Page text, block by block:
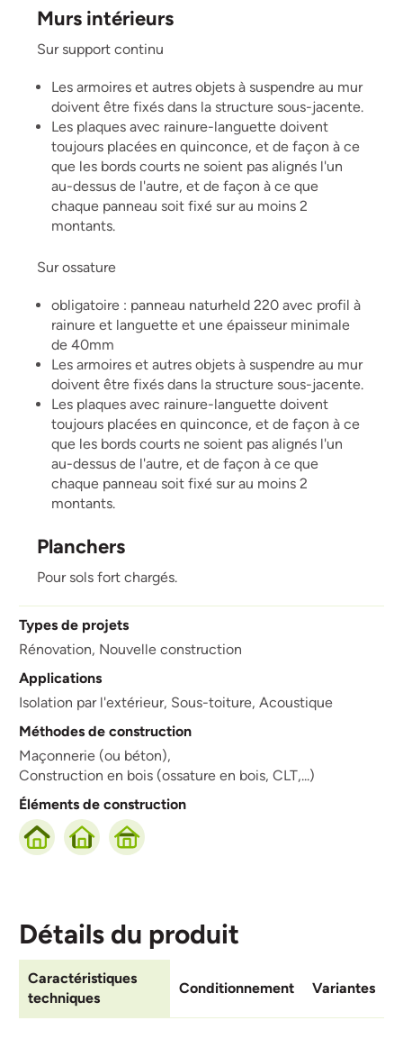
Murs intérieurs
Sur support continu
Les armoires et autres objets à suspendre au mur
doivent être fixés dans la structure sous-jacente.
Les plaques avec rainure-languette doivent
toujours placées en quinconce, et de façon à ce
que les bords courts ne soient pas alignés l'un
au-dessus de l'autre, et de façon à ce que
chaque panneau soit fixé sur au moins 2
montants.
Sur ossature
obligatoire : panneau naturheld 220 avec profil à
rainure et languette et une épaisseur minimale
de 40mm
Les armoires et autres objets à suspendre au mur
doivent être fixés dans la structure sous-jacente.
Les plaques avec rainure-languette doivent
toujours placées en quinconce, et de façon à ce
que les bords courts ne soient pas alignés l'un
au-dessus de l'autre, et de façon à ce que
chaque panneau soit fixé sur au moins 2
montants.
Planchers
Pour sols fort chargés.
Types de projets
Rénovation, Nouvelle construction
Applications
Isolation par l'extérieur, Sous-toiture, Acoustique
Méthodes de construction
Maçonnerie (ou béton),
Construction en bois (ossature en bois, CLT,...)
Éléments de construction
Détails du produit
Caractéristiques
techniques
Conditionnement Variantes